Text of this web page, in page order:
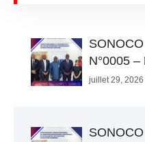
N°0005 –
juillet 29, 2026